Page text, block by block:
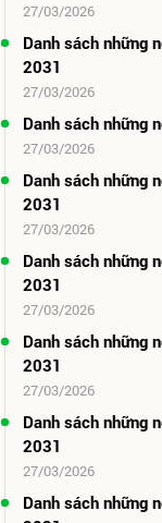
27/03/2026
Danh sách những
2031
27/03/2026
Danh sách những
27/03/2026
Danh sách những
2031
27/03/2026
Danh sách những
2031
27/03/2026
Danh sách những
2031
27/03/2026
Danh sách những
2031
27/03/2026
Danh sách những